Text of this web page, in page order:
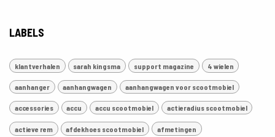
LABELS
klantverhalen sarah kingsma support magazine 4 wielen
aanhanger aanhangwagen aanhangwagen voor scootmobiel
accessories accu accu scootmobiel actieradius scootmobiel
actieve rem afdekhoes scootmobiel afmetingen